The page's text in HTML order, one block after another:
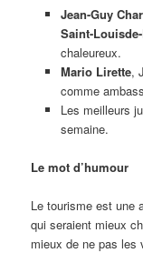
Jean-Guy
Saint-
chaleureux.
Mario Lirette,
comme
Les meilleurs
semaine.
Le mot d’humour
Le tourisme est une
qui seraient mieux
mieux de ne pas les